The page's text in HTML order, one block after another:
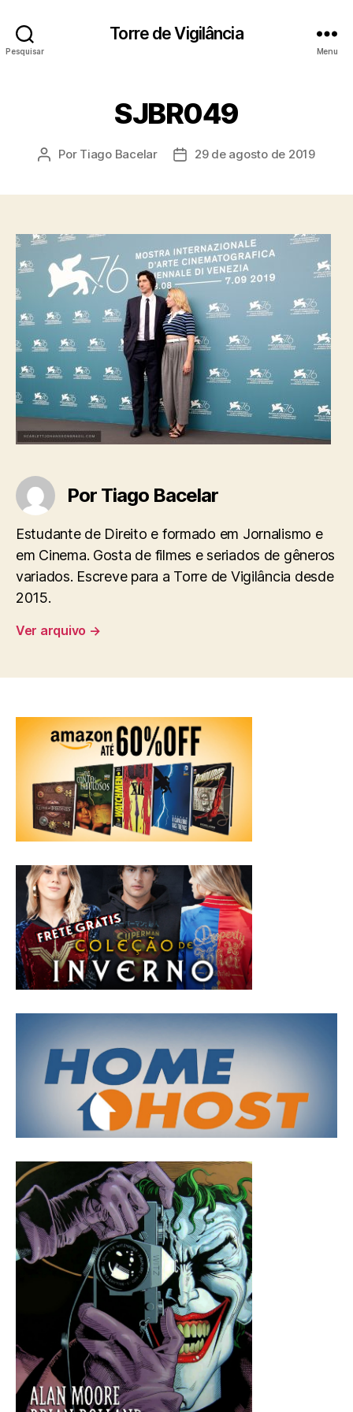
Pesquisar
Torre de Vigilância
Menu
SJBR049
Autor
Por Tiago Bacelar
Data29 de agosto de 2019
Por Tiago Bacelar
Estudante de Direito e formado em Jornalismo e
em Cinema. Gosta de filmes e seriados de gêneros
variados. Escreve para a Torre de Vigilância desde
2015.
Ver arquivo →